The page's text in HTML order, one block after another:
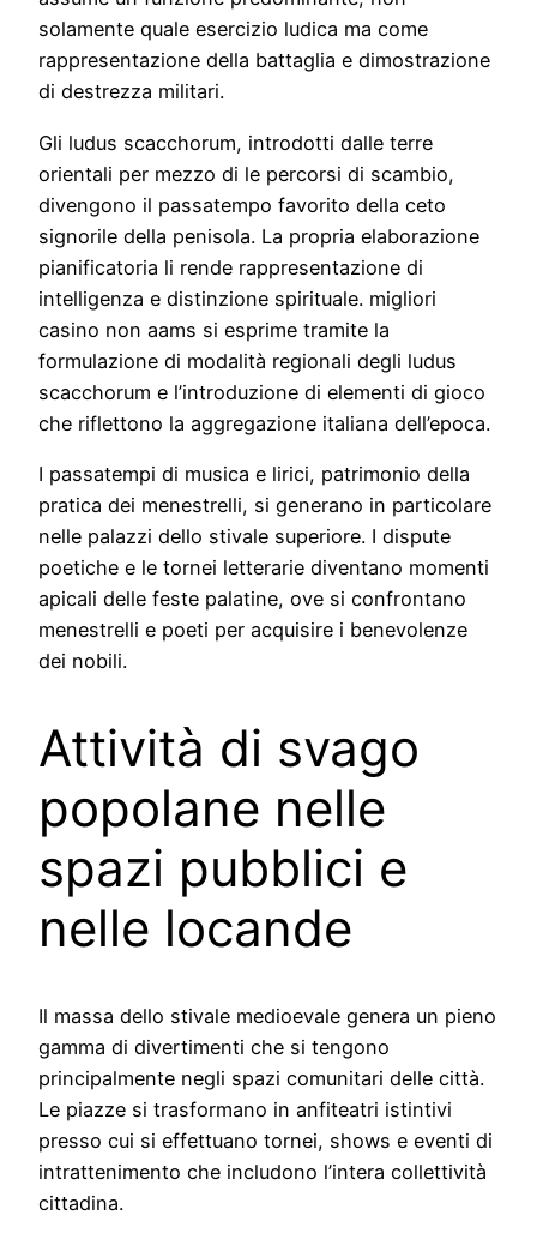
solamente quale esercizio ludica ma come
rappresentazione della battaglia e dimostrazione
di destrezza militari.
Gli ludus scacchorum, introdotti dalle terre
orientali per mezzo di le percorsi di scambio,
divengono il passatempo favorito della ceto
signorile della penisola. La propria elaborazione
pianificatoria li rende rappresentazione di
intelligenza e distinzione spirituale. migliori
casino non aams si esprime tramite la
formulazione di modalità regionali degli ludus
scacchorum e l’introduzione di elementi di gioco
che riflettono la aggregazione italiana dell’epoca.
I passatempi di musica e lirici, patrimonio della
pratica dei menestrelli, si generano in particolare
nelle palazzi dello stivale superiore. I dispute
poetiche e le tornei letterarie diventano momenti
apicali delle feste palatine, ove si confrontano
menestrelli e poeti per acquisire i benevolenze
dei nobili.
Attività di svago
popolane nelle
spazi pubblici e
nelle locande
Il massa dello stivale medioevale genera un pieno
gamma di divertimenti che si tengono
principalmente negli spazi comunitari delle città.
Le piazze si trasformano in anfiteatri istintivi
presso cui si effettuano tornei, shows e eventi di
intrattenimento che includono l’intera collettività
cittadina.